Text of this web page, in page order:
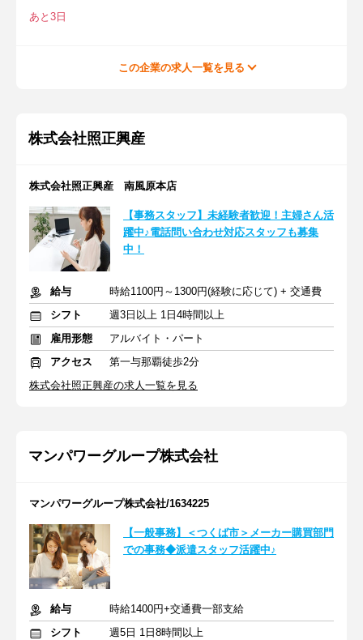
あと3日
この企業の求人一覧を見る
株式会社照正興産
株式会社照正興産 南風原本店
【事務スタッフ】未経験者歓迎！主婦さん活
躍中♪電話問い合わせ対応スタッフも募集
中！
給与
時給1100円～1300円(経験に応じて) + 交通費
シフト
週3日以上 1日4時間以上
雇用形態
アルバイト・パート
アクセス
第一与那覇徒歩2分
株式会社照正興産の求人一覧を見る
マンパワーグループ株式会社
マンパワーグループ株式会社/1634225
【一般事務】＜つくば市＞メーカー購買部門
での事務◆派遣スタッフ活躍中♪
給与
時給1400円+交通費一部支給
シフト
週5日 1日8時間以上